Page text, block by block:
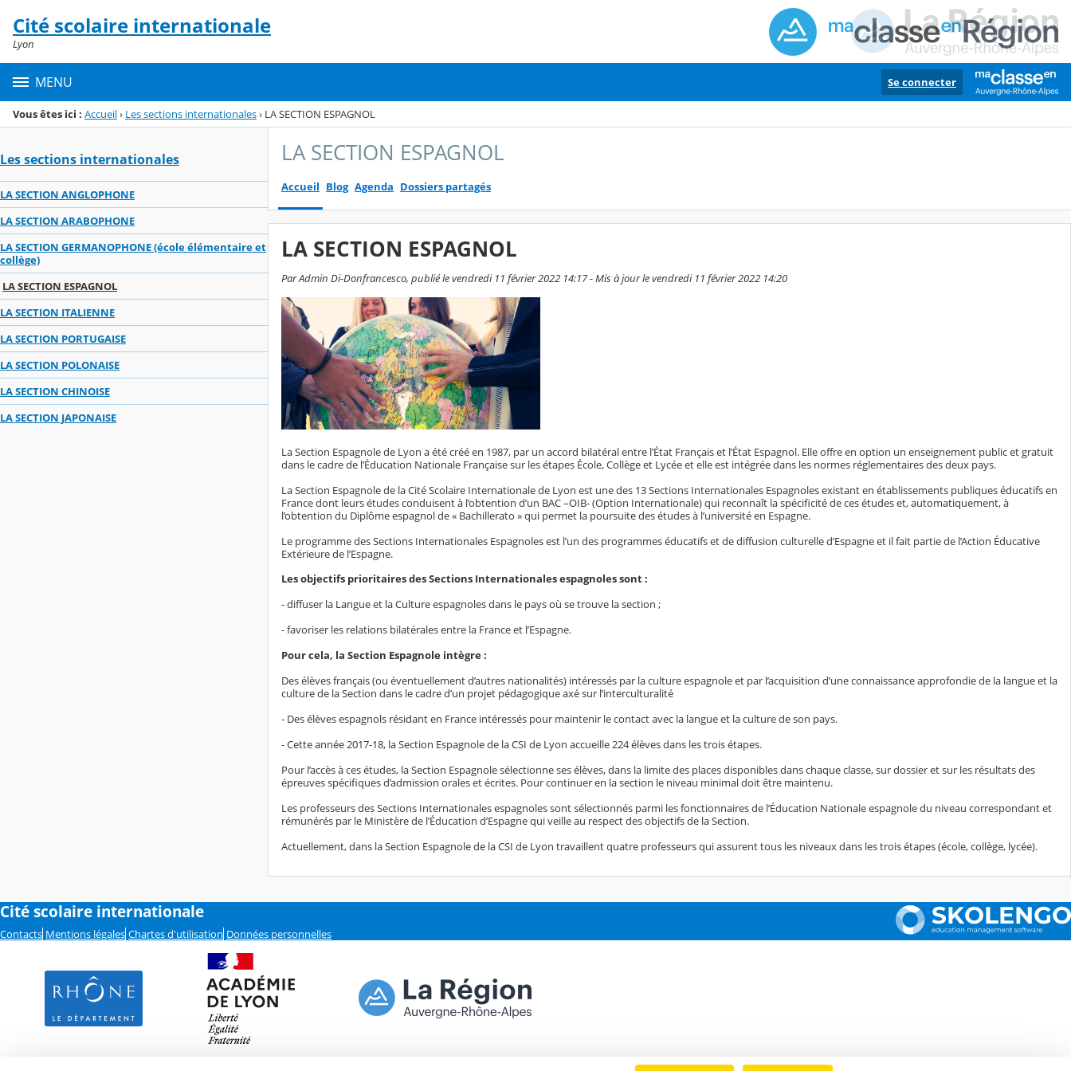
Menu de la rubrique
Contenu
Cité scolaire internationale
Lyon
MENU Se connecter
Vous êtes ici : Accueil› Les sections internationales› LA SECTION ESPAGNOL
Les sections internationales
LA SECTION ANGLOPHONE
LA SECTION ARABOPHONE
LA SECTION GERMANOPHONE (école élémentaire et
collège)
LA SECTION ESPAGNOL
LA SECTION ITALIENNE
LA SECTION PORTUGAISE
LA SECTION POLONAISE
LA SECTION CHINOISE
LA SECTION JAPONAISE
LA SECTION ESPAGNOL
Accueil Blog Agenda Dossiers partagés
LA SECTION ESPAGNOL
Par Admin Di-Donfrancesco, publié le vendredi 11 février 2022 14:17 - Mis à jour le vendredi 11 février 2022 14:20
La Section Espagnole de Lyon a été créé en 1987, par un accord bilatéral entre l’État Français et l’État Espagnol. Elle offre en option un enseignement public et gratuit
dans le cadre de l’Éducation Nationale Française sur les étapes École, Collège et Lycée et elle est intégrée dans les normes réglementaires des deux pays.
La Section Espagnole de la Cité Scolaire Internationale de Lyon est une des 13 Sections Internationales Espagnoles existant en établissements publiques éducatifs en
France dont leurs études conduisent à l’obtention d’un BAC –OIB- (Option Internationale) qui reconnaît la spécificité de ces études et, automatiquement, à
l’obtention du Diplôme espagnol de « Bachillerato » qui permet la poursuite des études à l’université en Espagne.
Le programme des Sections Internationales Espagnoles est l’un des programmes éducatifs et de diffusion culturelle d’Espagne et il fait partie de l’Action Éducative
Extérieure de l’Espagne.
Les objectifs prioritaires des Sections Internationales espagnoles sont :
- diffuser la Langue et la Culture espagnoles dans le pays où se trouve la section ;
- favoriser les relations bilatérales entre la France et l’Espagne.
Pour cela, la Section Espagnole intègre :
Des élèves français (ou éventuellement d’autres nationalités) intéressés par la culture espagnole et par l’acquisition d’une connaissance approfondie de la langue et la
culture de la Section dans le cadre d’un projet pédagogique axé sur l’interculturalité
- Des élèves espagnols résidant en France intéressés pour maintenir le contact avec la langue et la culture de son pays.
- Cette année 2017-18, la Section Espagnole de la CSI de Lyon accueille 224 élèves dans les trois étapes.
Pour l’accès à ces études, la Section Espagnole sélectionne ses élèves, dans la limite des places disponibles dans chaque classe, sur dossier et sur les résultats des
épreuves spécifiques d’admission orales et écrites. Pour continuer en la section le niveau minimal doit être maintenu.
Les professeurs des Sections Internationales espagnoles sont sélectionnés parmi les fonctionnaires de l’Éducation Nationale espagnole du niveau correspondant et
rémunérés par le Ministère de l’Éducation d’Espagne qui veille au respect des objectifs de la Section.
Actuellement, dans la Section Espagnole de la CSI de Lyon travaillent quatre professeurs qui assurent tous les niveaux dans les trois étapes (école, collège, lycée).
Cité scolaire internationale
Contacts Mentions légales Chartes d'utilisation Données personnelles